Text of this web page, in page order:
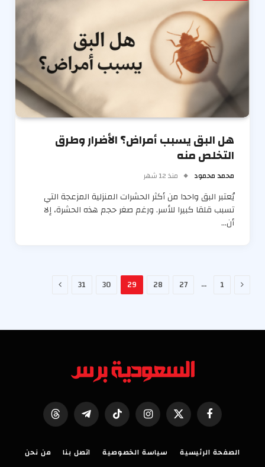
هل البق يسبب أمراض؟ الأضرار وطرق
التخلص منه
محمد محمود منذ 12 شهر
يُعتبر البق واحدا من أكثر الحشرات المنزلية المزعجة التي
تسبب قلقا كبيرا للأسر. ورغم صغر حجم هذه الحشرة، إلا
أن…
السابق
1
…
27
28
29
30
31 التالي
فيسبوكX
(Twitter)
الانستغرامتيكتوك تيلقرام Threads
الصفحة الرئيسية سياسة الخصوصية اتصل بنا من نحن